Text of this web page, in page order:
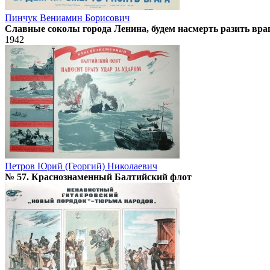
Пинчук Вениамин Борисович
Славные соколы города Ленина, будем насмерть разить
1942
Петров Юрий (Георгий) Николаевич
№ 57. Краснознаменный Балтийский флот